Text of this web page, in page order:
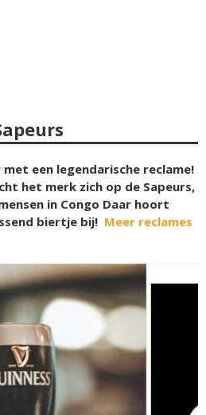
een legendarische reclame!
het merk zich op de Sapeurs,
in Congo Daar hoort
biertje bij! Meer reclames